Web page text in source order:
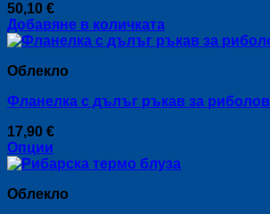
50,10 €
Добавяне в количката
Облекло
Фланелка с дълъг ръкав за риболов
17,90 €
Опции
This
has
Облекло